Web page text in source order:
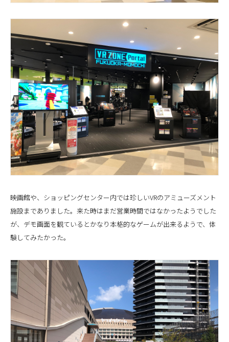
映画館や、ショッピングセンター内では珍しいVRのアミューズメント
施設までありました。来た時はまだ営業時間ではなかったようでした
が、デモ画面を観ているとかなり本格的なゲームが出来るようで、体
験してみたかった。